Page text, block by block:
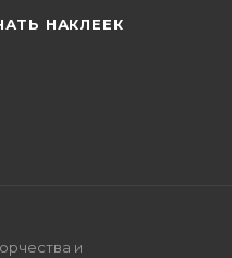
НАКЛЕЕК
и